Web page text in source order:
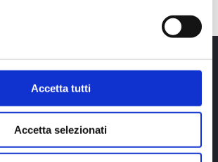
Accetta tutti
Accetta selezionati
dilettantistica - Martina Dogana